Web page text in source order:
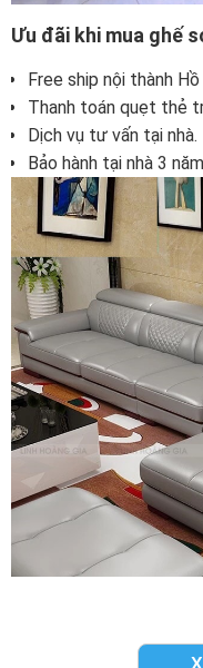
Ưu đãi khi mua ghế
Free ship nội thành Hồ
Thanh toán quẹt thẻ
Dịch vụ tư vấn tại nhà.
Bảo hành tại nhà 3